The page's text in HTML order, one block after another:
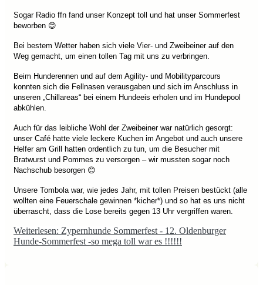
Sogar Radio ffn fand unser Konzept toll und hat unser Sommerfest
beworben 😊
Bei bestem Wetter haben sich viele Vier- und Zweibeiner auf den
Weg gemacht, um einen tollen Tag mit uns zu verbringen.
Beim Hunderennen und auf dem Agility- und Mobilityparcours
konnten sich die Fellnasen verausgaben und sich im Anschluss in
unseren „Chillareas“ bei einem Hundeeis erholen und im Hundepool
abkühlen.
Auch für das leibliche Wohl der Zweibeiner war natürlich gesorgt:
unser Café hatte viele leckere Kuchen im Angebot und auch unsere
Helfer am Grill hatten ordentlich zu tun, um die Besucher mit
Bratwurst und Pommes zu versorgen – wir mussten sogar noch
Nachschub besorgen 😊
Unsere Tombola war, wie jedes Jahr, mit tollen Preisen bestückt (alle
wollten eine Feuerschale gewinnen *kicher*) und so hat es uns nicht
überrascht, dass die Lose bereits gegen 13 Uhr vergriffen waren.
Weiterlesen: Zypernhunde Sommerfest - 12. Oldenburger
Hunde-Sommerfest -so mega toll war es !!!!!!